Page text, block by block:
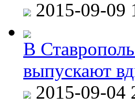
2015-09-09
В
выпускают
2015-09-04